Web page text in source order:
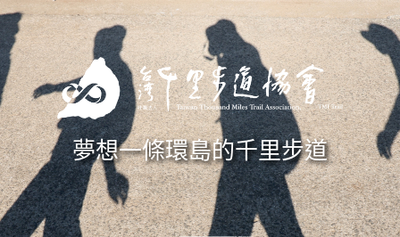
Skip to navigation
移至主內容
夢想一條環島的千里步道